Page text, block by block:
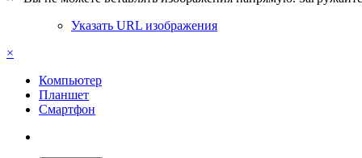
Указать URL изображения
×
Компьютер
Планшет
Смартфон